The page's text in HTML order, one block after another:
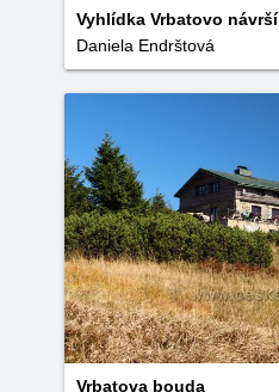
Vyhlídka Vrbatovo návrší
Daniela Endrštová
Vrbatova bouda